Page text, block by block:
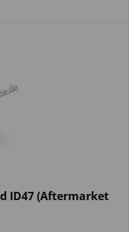
ID47 (Aftermarket